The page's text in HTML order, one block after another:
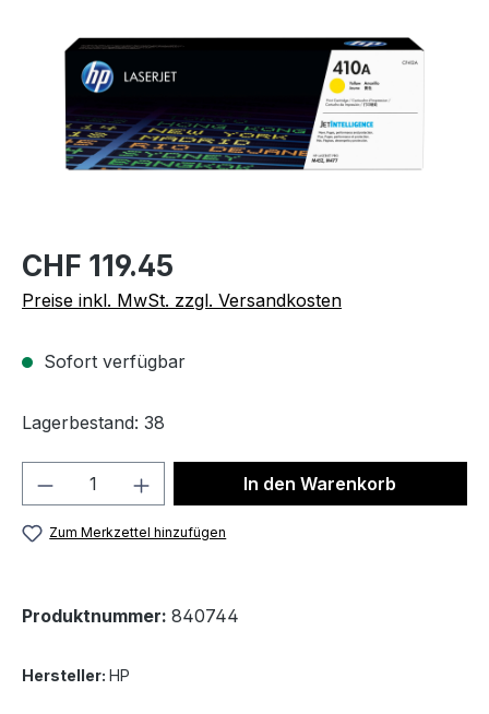
CHF 119.45
Preise inkl. MwSt. zzgl. Versandkosten
Sofort verfügbar
Lagerbestand: 38
Produkt Anzahl: Gib denIn den Warenkorb
Zum Merkzettel hinzufügen
Produktnummer: 840744
Hersteller: HP